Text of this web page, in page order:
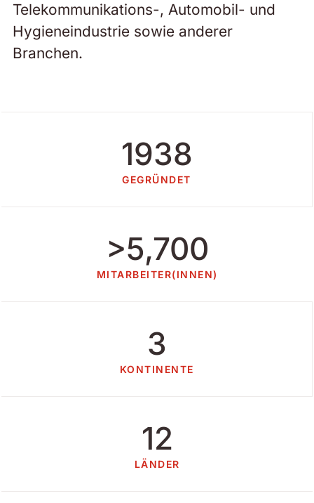
Telekommunikations-, Automobil- und
Hygieneindustrie sowie anderer
Branchen.
1938
GEGRÜNDET
>5,700
MITARBEITER(INNEN)
3
KONTINENTE
12
LÄNDER